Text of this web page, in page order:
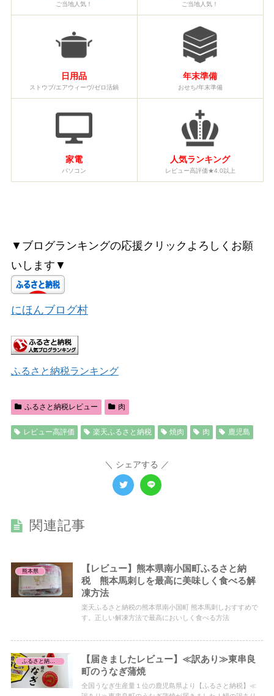
ご当地人気！ ご当地人気！
日用品
ストウブ/エアウィーヴ/ゼロ活鍋
年末準備
おせち/年末準備
家電
パソコン
人気ランキング
レビュー高評価★4.0以上
▼ブログランキングの応援クリックよろしくお願
いします▼
にほんブログ村
ふるさと納税ランキング
ふるさと納税レビュー 肉
レビュー高評価 楽天ふるさと納税 焼肉 肉 鹿児島
シェアする
関連記事
熊本県
【レビュー】熊本県南小国町ふるさと納
税 熊本馬刺しを最高に美味しく食べる解
凍方法
楽天ふるさと納税の熊本県南小国町 熊本馬刺しおすすめで
す。正しい解凍方法で最高においしく食べる方法
ふるさと納税レビュー
【届きましたレビュー】≪訳あり≫東串良
町のうなぎ蒲焼
全国うなぎ生産量１位の鹿児島県より【ふるさと納税】≪